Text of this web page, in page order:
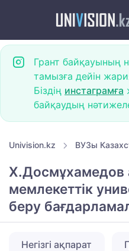
Грант байқауының
тамызға дейін
Біздің инстаграмға
байқаудың
Univision.kz ВУЗы
Х.Досмұхамедов
мемлекеттік
беру
Негізгі ақпарат